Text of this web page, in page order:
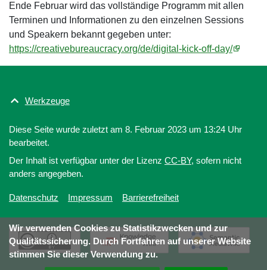
Ende Februar wird das vollständige Programm mit allen
Terminen und Informationen zu den einzelnen Sessions
und Speakern bekannt gegeben unter:
https://creativebureaucracy.org/de/digital-kick-off-day/
Wir verwenden Cookies zu Statistikzwecken und zur
Qualitätssicherung. Durch Fortfahren auf unserer Website
stimmen Sie dieser Verwendung zu.
Werkzeuge
Diese Seite wurde zuletzt am 8. Februar 2023 um 13:24 Uhr
bearbeitet.
Der Inhalt ist verfügbar unter der Lizenz CC-BY, sofern nicht
anders angegeben.
Datenschutz Impressum Barrierefreiheit